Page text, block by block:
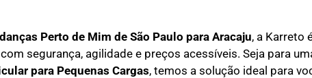
Perto de Mim de São Paulo para Aracaju, a Karreto
com segurança, agilidade e preços acessíveis. Seja para
para Pequenas Cargas, temos a solução ideal para